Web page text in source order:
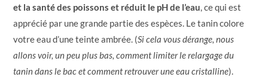
et la santé des poissons et réduit le pH de l’eau, ce qui est
apprécié par une grande partie des espèces. Le tanin colore
votre eau d’une teinte ambrée. (Si cela vous dérange, nous
allons voir, un peu plus bas, comment limiter le relargage du
tanin dans le bac et comment retrouver une eau cristalline).